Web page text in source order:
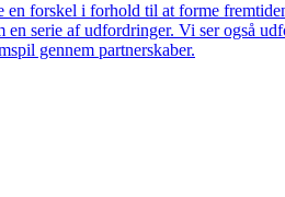
forskel i forhold til at forme
serie af udfordringer. Vi ser også
gennem partnerskaber.